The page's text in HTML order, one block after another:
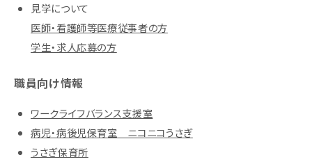
見学について
医師・看護師等医療従事者の方
学生・求人応募の方
職員向け情報
ワークライフバランス支援室
病児・病後児保育室 ニコニコうさぎ
うさぎ保育所